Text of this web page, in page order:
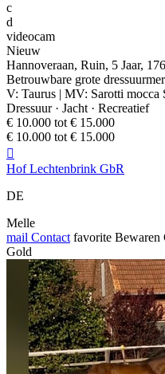
c
d
videocam
Nieuw
Hannoveraan, Ruin, 5 Jaar,
Betrouwbare grote
V: Taurus | MV: Sarotti mocca
Dressuur · Jacht · Recreatief
€ 10.000 tot € 15.000
€ 10.000 tot € 15.000

Hof Lechtenbrink GbR
DE
Melle
mail Contact favorite Bewaren
Gold